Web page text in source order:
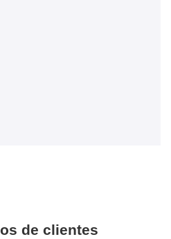
de clientes